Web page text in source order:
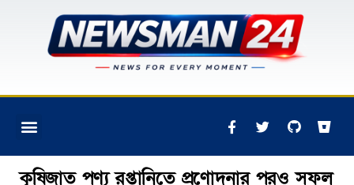
কৃষিজাত পণ্য রপ্তানিতে প্রণোদনার পরও সুফল